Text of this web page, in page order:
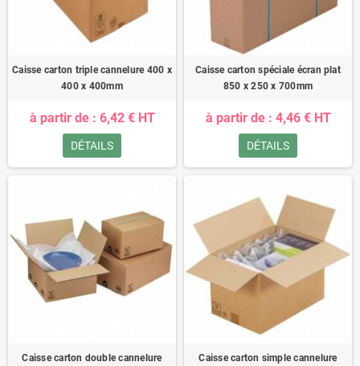
Caisse carton triple cannelure 400 x
400 x 400mm
à partir de : 6,42 € HT
DÉTAILS
Caisse carton spéciale écran plat
850 x 250 x 700mm
à partir de : 4,46 € HT
DÉTAILS
Caisse carton double cannelure
Caisse carton simple cannelure